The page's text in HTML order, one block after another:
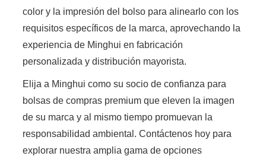
color y la impresión del bolso para alinearlo con los
requisitos específicos de la marca, aprovechando la
experiencia de Minghui en fabricación
personalizada y distribución mayorista.
Elija a Minghui como su socio de confianza para
bolsas de compras premium que eleven la imagen
de su marca y al mismo tiempo promuevan la
responsabilidad ambiental. Contáctenos hoy para
explorar nuestra amplia gama de opciones